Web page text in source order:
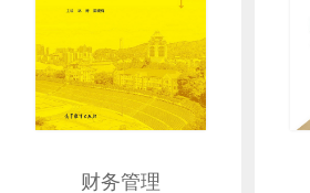
财务管理